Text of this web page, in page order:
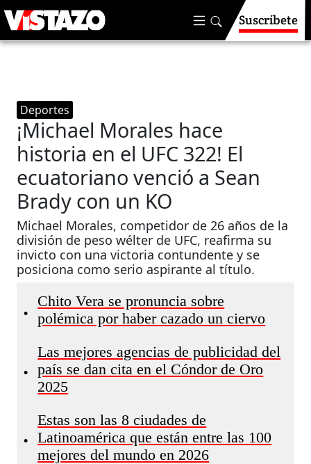
Suscríbete
Deportes
¡Michael Morales hace
historia en el UFC 322! El
ecuatoriano venció a Sean
Brady con un KO
Michael Morales, competidor de 26 años de la
división de peso wélter de UFC, reafirma su
invicto con una victoria contundente y se
posiciona como serio aspirante al título.
•
Chito Vera se pronuncia sobre
polémica por haber cazado un ciervo
•
Las mejores agencias de publicidad del
país se dan cita en el Cóndor de Oro
2025
•
Estas son las 8 ciudades de
Latinoamérica que están entre las 100
mejores del mundo en 2026